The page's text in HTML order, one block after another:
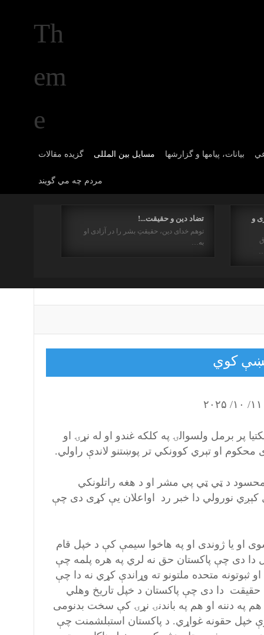
گزیده مقالات مسایل بین المللی بیانات، پیامها و گزارشها
مردم چه مي گويند
تضاد دین و حقیقت...!
توهم خدای دین، حقیقتِ بشر را در آزادی او
به…
و
کوي
بمبارۍ پر کابل او د پکتيا پر برمل ولسوالۍ په کلکه غندو او له نړۍ او
او تېري کوونکي تر پوښتنو لاندې راولي.
محسود د ټي ټي پي مشر او د هغه راتلونکي
نورولي دا خبر رد اواعلان يې کړی دی چې
او يا ژوندی او په هاخوا سيمې کې د خپل قام
دا دی چې پاکستان حق نه لري په هره پلمه چې
ثبوتونه متحده ملتونو ته وړاندې کړي نه دا چې
حقیقت دا دی چې پاکستان د خپل تاريخ وهلي
په دننه او هم په باندنۍ نړۍ کې سخت بدنومی
خپل حقونه غواړي. د پاکستان استبلشمنت چې